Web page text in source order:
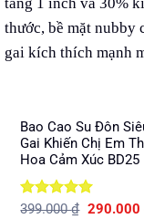
Bao Cao Su Đôn
Gai Khiến Chị Em
Hoa Cảm Xúc BD25
Được xếp
399.000₫ Giá
290.000